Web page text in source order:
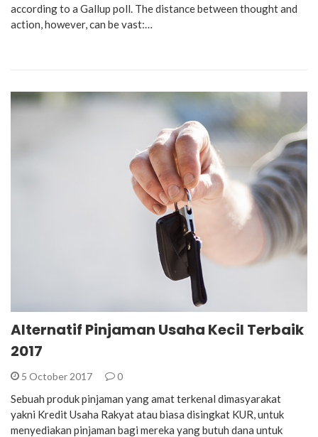
according to a Gallup poll. The distance between thought and
action, however, can be vast:…
Alternatif Pinjaman Usaha Kecil Terbaik
2017
5 October 2017 0
Sebuah produk pinjaman yang amat terkenal dimasyarakat
yakni Kredit Usaha Rakyat atau biasa disingkat KUR, untuk
menyediakan pinjaman bagi mereka yang butuh dana untuk